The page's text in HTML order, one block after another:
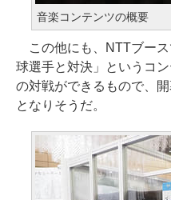
音楽コンテンツの概要
この他にも、NTTブー
球選手と対決」というコ
の対戦ができるもので、
となりそうだ。